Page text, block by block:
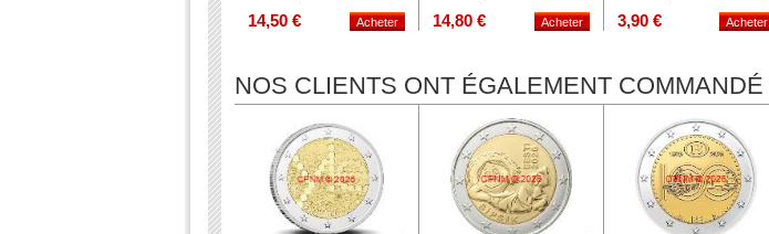
14,50 € 14,80 € 3,90 €
NOS CLIENTS ONT ÉGALEMENT COMMANDÉ